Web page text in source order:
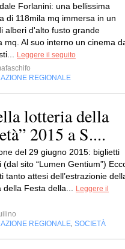
Forlanini: una bellissima
di 118mila mq immersa in un
alberi d'alto fusto grande
mq. Al suo interno un cinema
Leggere il seguito
REGIONALE
lotteria della
2015 a S....
del 29 giugno 2015: biglietti
(dal sito “Lumen Gentium”)
tanto attesi dell’estrazionie
della Festa della...
Leggere il
REGIONALE SOCIETÀ